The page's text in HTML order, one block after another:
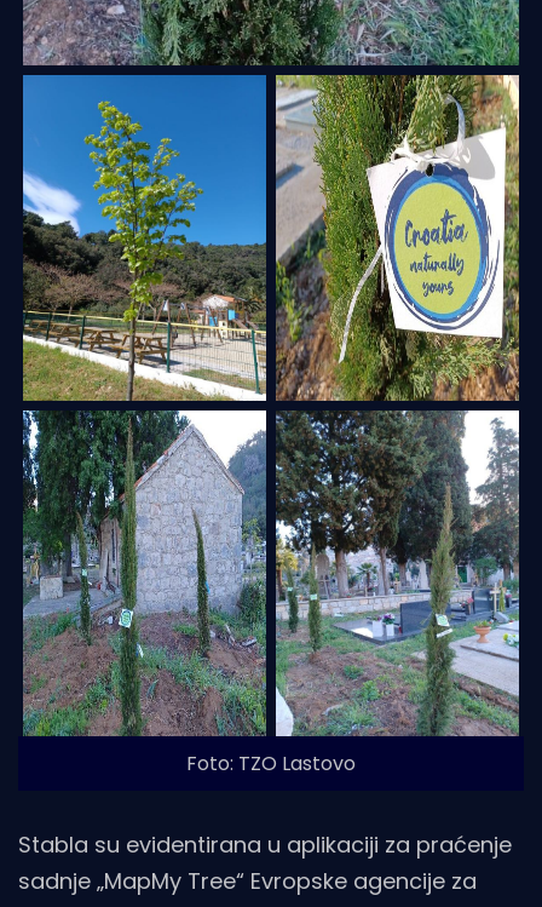
Foto: TZO Lastovo
Stabla su evidentirana u aplikaciji za praćenje
sadnje „MapMy Tree“ Evropske agencije za